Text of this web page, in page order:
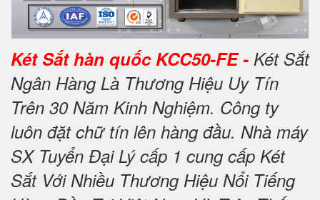
Két Sắt hàn quốc KCC50-FE - Két Sắt
Ngân Hàng Là Thương Hiệu Uy Tín
Trên 30 Năm Kinh Nghiệm. Công ty
luôn đặt chữ tín lên hàng đầu. Nhà máy
SX Tuyển Đại Lý cấp 1 cung cấp Két
Sắt Với Nhiều Thương Hiệu Nổi Tiếng